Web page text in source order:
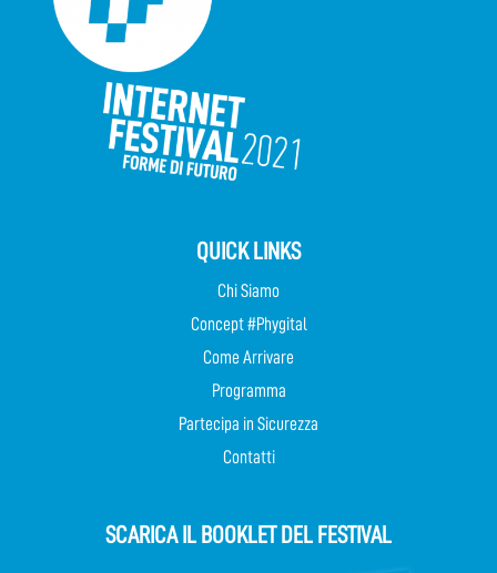
QUICK LINKS
Chi Siamo
Concept #Phygital
Come Arrivare
Programma
Partecipa in Sicurezza
Contatti
SCARICA IL BOOKLET DEL FESTIVAL